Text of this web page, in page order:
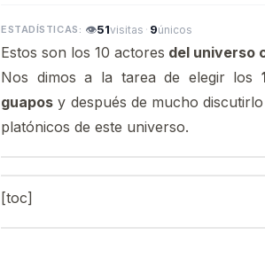
👁51visitas · 9únicos
Estos son los 10 actores del universo
Nos dimos a la tarea de elegir los
guapos y después de mucho
platónicos de este universo.
[toc]